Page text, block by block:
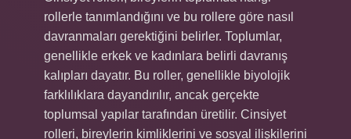
rollerle tanımlandığını ve bu rollere göre nasıl
davranmaları gerektiğini belirler. Toplumlar,
genellikle erkek ve kadınlara belirli davranış
kalıpları dayatır. Bu roller, genellikle biyolojik
farklılıklara dayandırılır, ancak gerçekte
toplumsal yapılar tarafından üretilir. Cinsiyet
rolleri, bireylerin kimliklerini ve sosyal ilişkilerini